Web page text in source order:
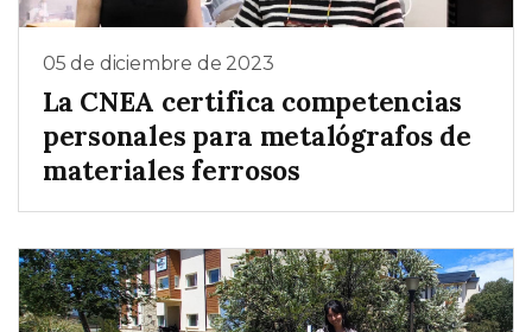
05 de diciembre de 2023
La CNEA certifica competencias
personales para metalógrafos de
materiales ferrosos